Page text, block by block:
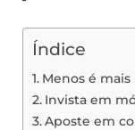
Índice
Menos é mais
Invista em
Aposte em